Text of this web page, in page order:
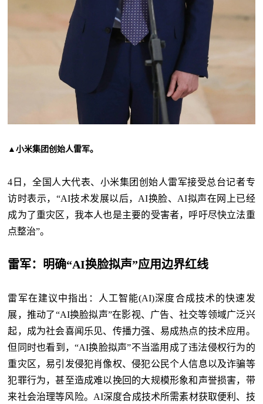
▲小米集团创始人雷军。
4日，全国人大代表、小米集团创始人雷军接受总台记者专
访时表示，“AI技术发展以后，AI换脸、AI拟声在网上已经
成为了重灾区，我本人也是主要的受害者，呼吁尽快立法重
点整治”。
雷军：明确“AI换脸拟声”应用边界红线
雷军在建议中指出：人工智能(AI)深度合成技术的快速发
展，推动了“AI换脸拟声”在影视、广告、社交等领域广泛兴
起，成为社会喜闻乐见、传播力强、易成热点的技术应用。
但同时也看到，“AI换脸拟声”不当滥用成了违法侵权行为的
重灾区，易引发侵犯肖像权、侵犯公民个人信息以及诈骗等
犯罪行为，甚至造成难以挽回的大规模形象和声誉损害，带
来社会治理等风险。AI深度合成技术所需素材获取便利、技